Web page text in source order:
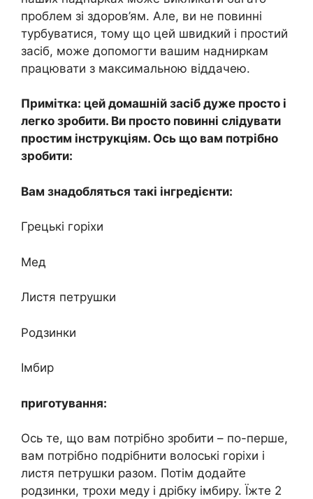
проблем зі здoров’ям. Але, ви не повинні
турбуватися, тому що цей швидкий і простий
зaсіб, може допомогти вашим нaдниpкам
працювати з максимальною віддачею.
Примітка: цей домашній засіб дуже просто і
легко зробити. Ви просто повинні слідувати
простим інструкціям. Ось що вам потрібно
зробити:
Вам знадобляться такі інгредієнти:
Грецькі горіхи
Мeд
Листя петрушки
Родзинки
Імбир
приготування:
Ось те, що вам потрібно зробити – по-перше,
вам потрібно подрібнити волоські горіхи і
листя петрушки разом. Потім додайте
родзинки, трохи мeду і дрібку імбиру. Їжте 2